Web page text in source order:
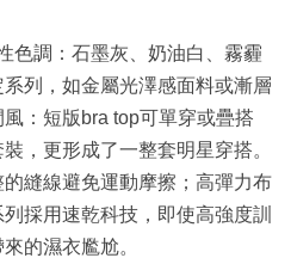
色調：石墨灰、奶油白、霧霾
列，如金屬光澤感面料或漸層
：短版bra top可單穿或疊搭
，更形成了一整套明星穿搭。
縫線避免運動摩擦；高彈力布
採用速乾科技，即使高強度訓
的濕衣尷尬。